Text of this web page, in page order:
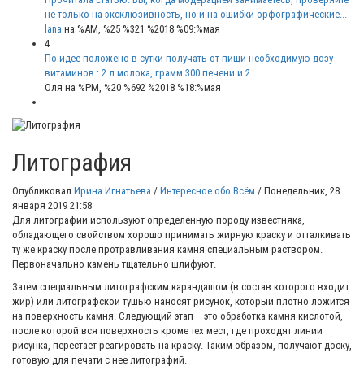
не только на эксклюзивность, но и на ошибки орфографические...
lana на %AM, %25 %321 %2018 %09:%мая
4
По идее положено в сутки получать от пищи необходимую дозу
витаминов : 2 л молока, грамм 300 печени и 2…
Оля на %PM, %20 %692 %2018 %18:%мая
Литография
Опубликовал Ирина Игнатьева / Интересное обо Всём / Понедельник, 28
января 2019 21:58
Для литографии используют определенную породу известняка,
обладающего свойством хорошо принимать жирную краску и отталкивать
ту же краску после протравливания камня специальным раствором.
Первоначально камень тщательно шлифуют.
Затем специальным литографским карандашом (в состав которого входит
жир) или литографской тушью наносят рисунок, который плотно ложится
на поверхность камня. Следующий этап – это обработка камня кислотой,
после которой вся поверхность кроме тех мест, где проходят линии
рисунка, перестает реагировать на краску. Таким образом, получают доску,
готовую для печати с нее литографий.